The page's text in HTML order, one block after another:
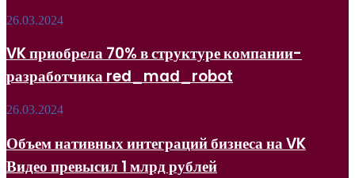
размещениями
телеграм-
каналах
VK
70%
в
структуре
разработчика
26.03.2024
VK приобрела 70% в структуре компании-
разработчика red_mad_robot
Объем
интеграций
бизнеса
на
26.03.2024
Объем нативных интеграций бизнеса на VK
Видео превысил 1 млрд рублей